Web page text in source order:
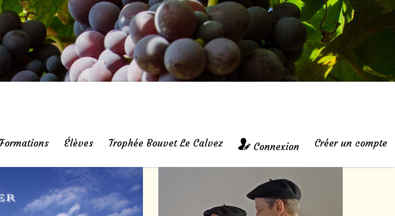
Formations Élèves Trophée Bouvet Le Calvez Connexion Créer un compte